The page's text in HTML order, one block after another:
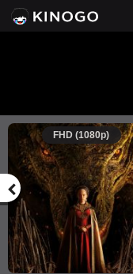
FHD (1080p)